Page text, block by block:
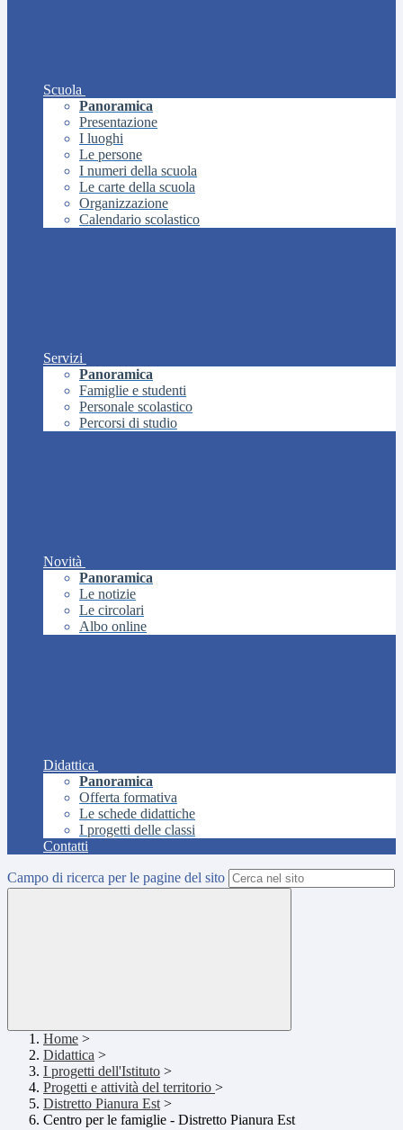
Scuola
Panoramica
Presentazione
I luoghi
Le persone
I numeri della scuola
Le carte della scuola
Organizzazione
Calendario scolastico
Servizi
Panoramica
Famiglie e studenti
Personale scolastico
Percorsi di studio
Novità
Panoramica
Le notizie
Le circolari
Albo online
Didattica
Panoramica
Offerta formativa
Le schede didattiche
I progetti delle classi
Contatti
Campo di ricerca per le pagine del sito
Home >
Didattica >
I progetti dell'Istituto >
Progetti e attività del territorio >
Distretto Pianura Est >
Centro per le famiglie - Distretto Pianura Est